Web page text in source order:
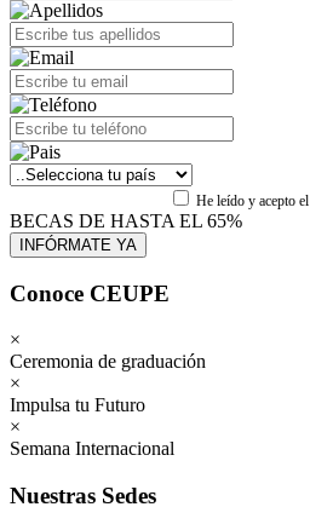
He leído y acepto el
BECAS DE HASTA EL 65%
Conoce CEUPE
×
Ceremonia de graduación
×
Impulsa tu Futuro
×
Semana Internacional
Nuestras Sedes